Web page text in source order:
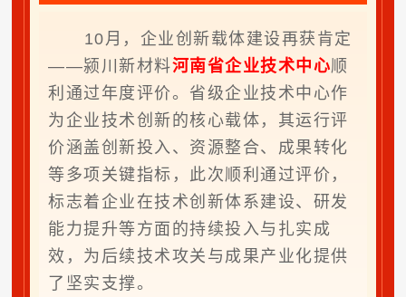
10月，企业创新载体建设再获肯定
——颍川新材料河南省企业技术中心顺
利通过年度评价。省级企业技术中心作
为企业技术创新的核心载体，其运行评
价涵盖创新投入、资源整合、成果转化
等多项关键指标，此次顺利通过评价，
标志着企业在技术创新体系建设、研发
能力提升等方面的持续投入与扎实成
效，为后续技术攻关与成果产业化提供
了坚实支撑。